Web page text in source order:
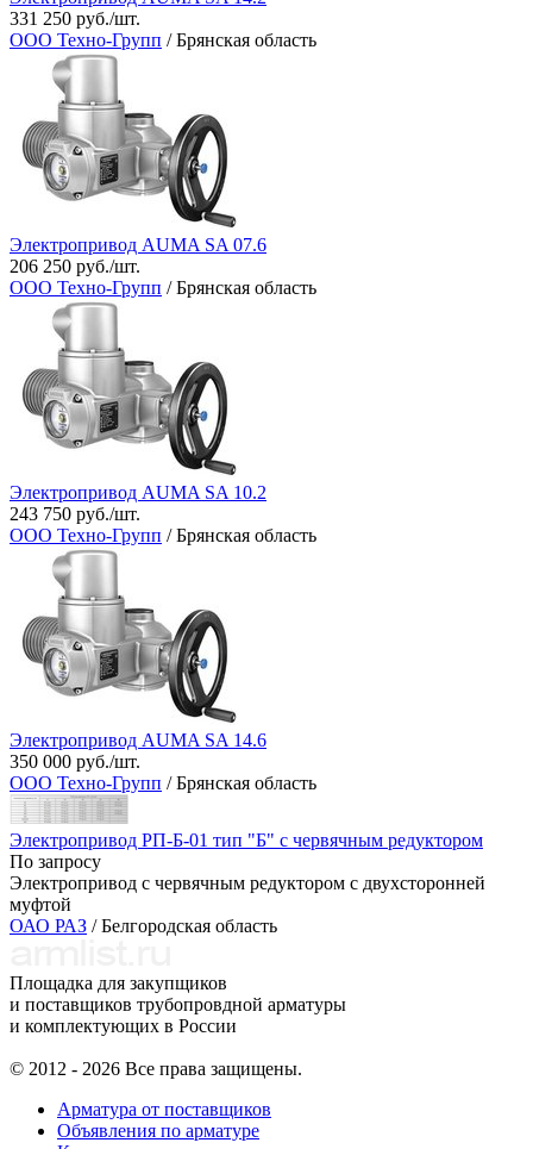
331 250 руб./шт.
ООО Техно-Групп / Брянская область
Электропривод AUMA SA 07.6
206 250 руб./шт.
ООО Техно-Групп / Брянская область
Электропривод AUMA SA 10.2
243 750 руб./шт.
ООО Техно-Групп / Брянская область
Электропривод AUMA SA 14.6
350 000 руб./шт.
ООО Техно-Групп / Брянская область
Электропривод РП-Б-01 тип "Б" с червячным редуктором
По запросу
Электропривод с червячным редуктором с двухсторонней
муфтой
ОАО РАЗ / Белгородская область
Площадка для закупщиков
и поставщиков трубопровдной арматуры
и комплектующих в России
© 2012 - 2026 Все права защищены.
Арматура от поставщиков
Объявления по арматуре